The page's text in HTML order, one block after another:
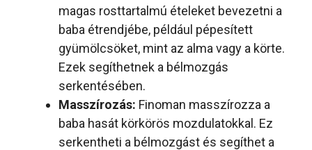
magas rosttartalmú ételeket bevezetni a
baba étrendjébe, például pépesített
gyümölcsöket, mint az alma vagy a körte.
Ezek segíthetnek a bélmozgás
serkentésében.
Masszírozás: Finoman masszírozza a
baba hasát körkörös mozdulatokkal. Ez
serkentheti a bélmozgást és segíthet a